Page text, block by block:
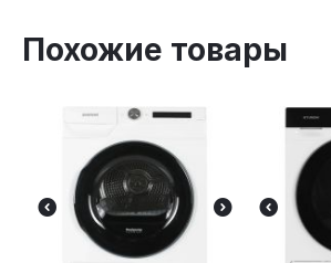
Похожие товары